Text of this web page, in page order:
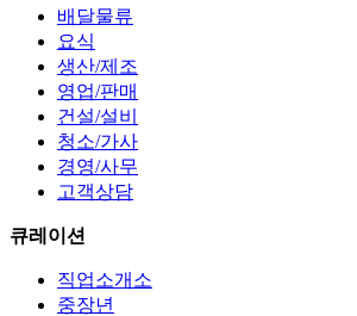
배달물류
요식
생산/제조
영업/판매
건설/설비
청소/가사
경영/사무
고객상담
큐레이션
직업소개소
중장년